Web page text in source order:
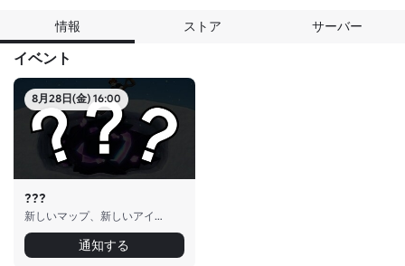
情報 ストア サーバー
イベント
8月28日(金) 16:00
???
新しいマップ、新しいアイテム、その他
通知する